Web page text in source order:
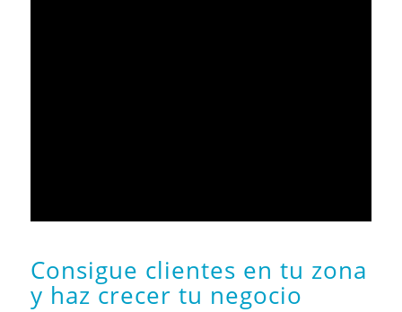
Consigue clientes en tu zona
y haz crecer tu negocio